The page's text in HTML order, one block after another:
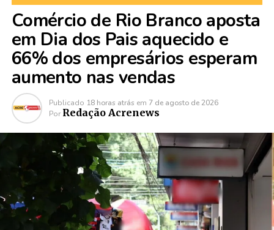
Comércio de Rio Branco aposta
em Dia dos Pais aquecido e
66% dos empresários esperam
aumento nas vendas
Publicado 18 horas atrás em 7 de agosto de 2026
Por Redação Acrenews